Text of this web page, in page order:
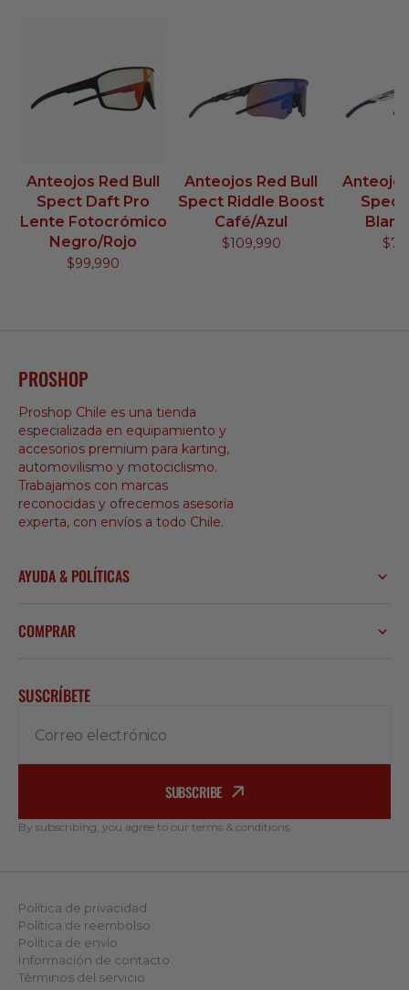
Anteojos Red Bull
Spect Daft Pro
Lente Fotocrómico
Negro/Rojo
$99,990
Anteojos Red Bull
Spect Riddle Boost
Café/Azul
$109,990
Spect
PROSHOP
Proshop Chile es una tienda
especializada en equipamiento y
accesorios premium para karting,
automovilismo y motociclismo.
Trabajamos con marcas
reconocidas y ofrecemos asesoría
experta, con envíos a todo Chile.
AYUDA & POLÍTICAS
COMPRAR
SUSCRÍBETE
Correo electrónico
SUBSCRIBE
By subscribing, you agree to our terms & conditions.
Política de privacidad
Política de reembolso
Política de envío
Información de contacto
Términos del servicio